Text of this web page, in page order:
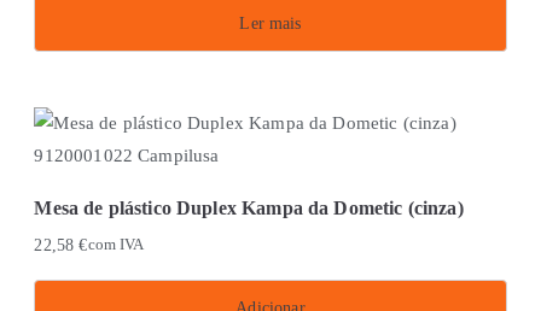
Ler mais
Mesa de plástico Duplex Kampa da Dometic (cinza)
22,58€com IVA